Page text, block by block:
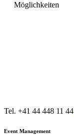
Möglichkeiten
Tel. +41 44 448 11 44
Event Management